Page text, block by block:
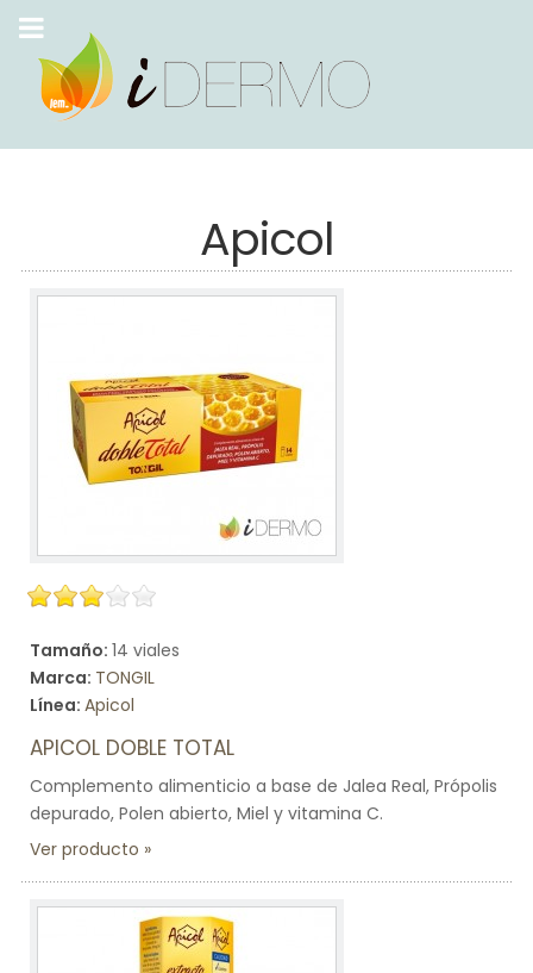
Apicol
Tamaño: 14 viales
Marca: TONGIL
Línea: Apicol
APICOL DOBLE TOTAL
Complemento alimenticio a base de Jalea Real, Própolis
depurado, Polen abierto, Miel y vitamina C.
Ver producto